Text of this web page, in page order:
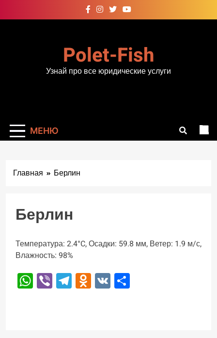
к
Polet-Fish
Узнай про все юридические услуги
МЕНЮ
Главная Берлин
Берлин
Температура: 2.4°C, Осадки: 59.8 мм, Ветер: 1.9 м/с,
Влажность: 98%
WhatsApp
ViberTelegram
Odnoklassniki
VK